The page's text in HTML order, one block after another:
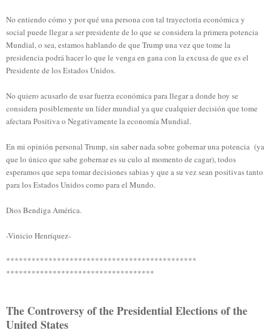
No entiendo cómo y por qué una persona con tal trayectoria económica y
social puede llegar a ser presidente de lo que se considera la primera potencia
Mundial, o sea, estamos hablando de que Trump una vez que tome la
presidencia podrá hacer lo que le venga en gana con la excusa de que es el
Presidente de los Estados Unidos.
No quiero acusarlo de usar fuerza económica para llegar a donde hoy se
considera posiblemente un líder mundial ya que cualquier decisión que tome
afectara Positiva o Negativamente la economía Mundial.
En mi opinión personal Trump, sin saber nada sobre gobernar una potencia (ya
que lo único que sabe gobernar es su culo al momento de cagar), todos
esperamos que sepa tomar decisiones sabias y que a su vez sean positivas tanto
para los Estados Unidos como para el Mundo.
Dios Bendiga América.
-Vinicio Henríquez-
*********************************************
***********************************
The Controversy of the Presidential Elections of the
United States